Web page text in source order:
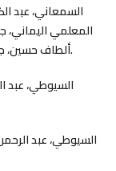
ألطاف حسين، جـ13، تحقيق ط.1)، مجلس دائرة المعارف العثمانية.
السيوطي، عبد